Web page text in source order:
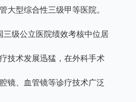
大型综合性三级甲等医院。
三级公立医院绩效考核中位居
技术发展迅猛，在外科手术
镜、血管镜等诊疗技术广泛